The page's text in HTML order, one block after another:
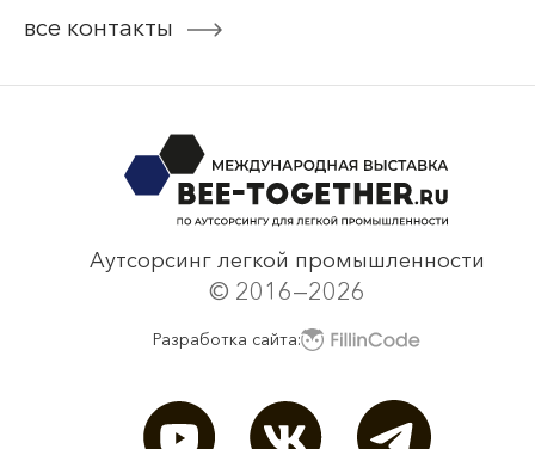
все контакты
Аутсорсинг легкой промышленности
© 2016—2026
Разработка сайта: